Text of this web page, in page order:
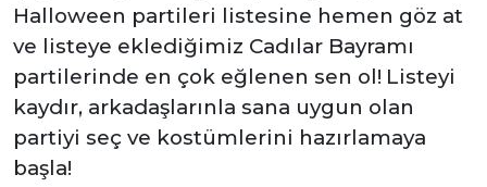
Halloween partileri listesine hemen göz at
ve listeye eklediğimiz Cadılar Bayramı
partilerinde en çok eğlenen sen ol! Listeyi
kaydır, arkadaşlarınla sana uygun olan
partiyi seç ve kostümlerini hazırlamaya
başla!